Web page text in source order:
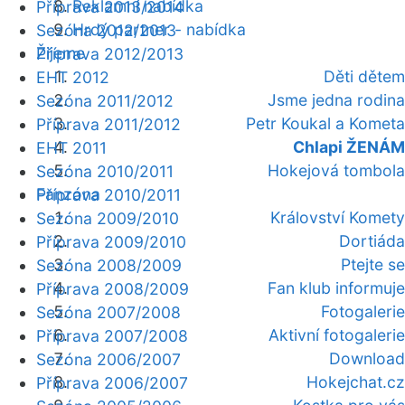
Reklamní nabídka
Hrdý partner - nabídka
Žijeme
Děti dětem
Jsme jedna rodina
Petr Koukal a Kometa
Chlapi ŽENÁM
Hokejová tombola
Fanzóna
Království Komety
Dortiáda
Ptejte se
Fan klub informuje
Fotogalerie
Aktivní fotogalerie
Download
Hokejchat.cz
Příprava 2013/2014
Sezóna 2012/2013
Příprava 2012/2013
EHT 2012
Sezóna 2011/2012
Příprava 2011/2012
EHT 2011
Sezóna 2010/2011
Příprava 2010/2011
Sezóna 2009/2010
Příprava 2009/2010
Sezóna 2008/2009
Příprava 2008/2009
Sezóna 2007/2008
Příprava 2007/2008
Sezóna 2006/2007
Příprava 2006/2007